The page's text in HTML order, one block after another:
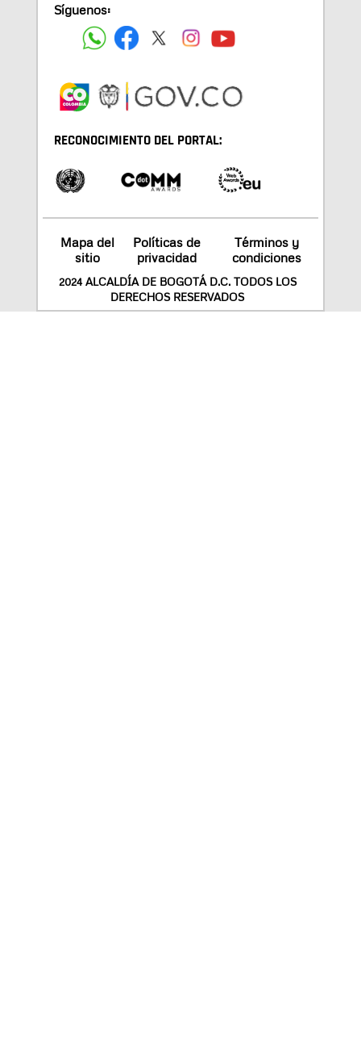
Síguenos:
RECONOCIMIENTO DEL PORTAL:
Mapa del
sitio
Políticas de
privacidad
Términos y
condiciones
2024 ALCALDÍA DE BOGOTÁ D.C. TODOS LOS
DERECHOS RESERVADOS